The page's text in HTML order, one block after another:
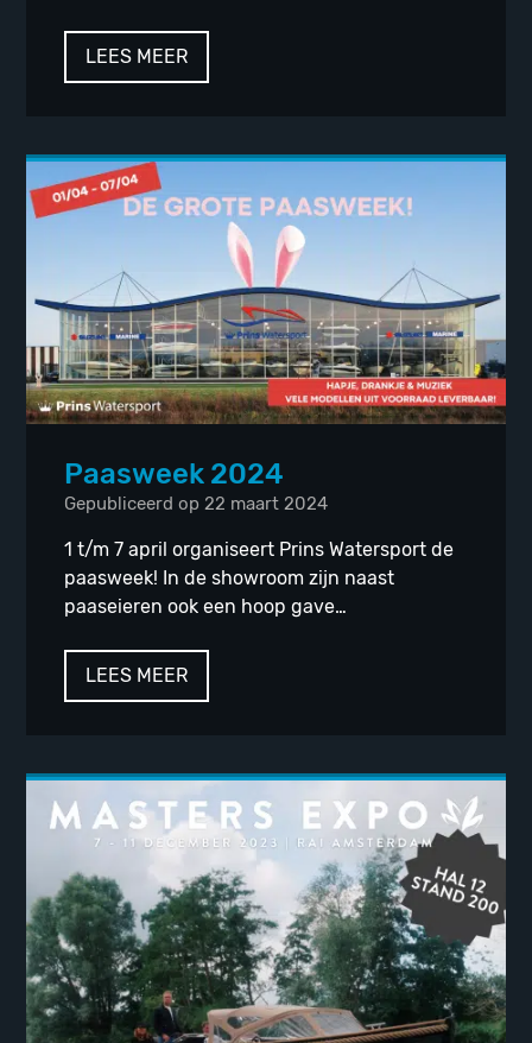
LEES MEER
Paasweek 2024
Gepubliceerd op 22 maart 2024
1 t/m 7 april organiseert Prins Watersport de
paasweek! In de showroom zijn naast
paaseieren ook een hoop gave…
LEES MEER